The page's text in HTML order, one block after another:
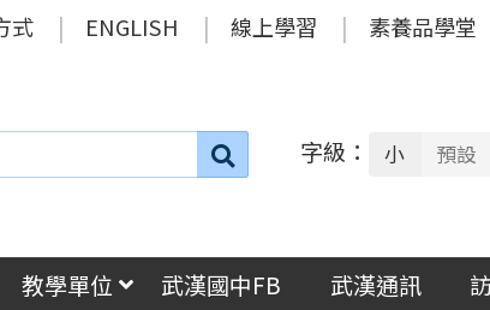
式 ENGLISH 線上學習 素養品學堂
搜
字級： 小 預設
教學單位 武漢國中FB 武漢通訊